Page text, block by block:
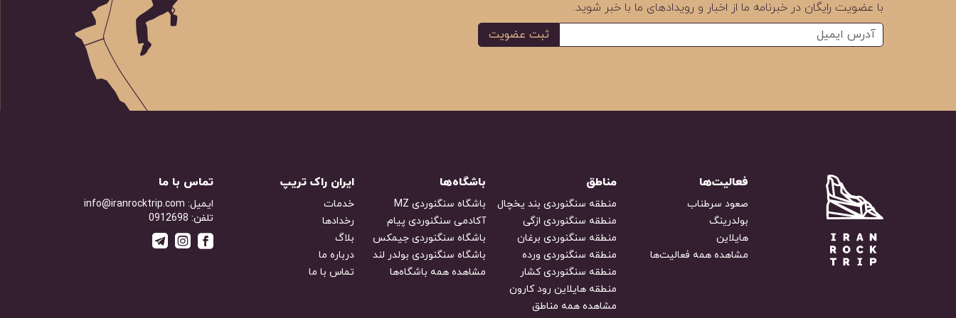
با عضویت رایگان در خبرنامه ما از اخبار و رویدادهای ما با خبر شوید.
ثبت عضویت
فعالیت‌ها
صعود سرطناب
بولدرینگ
هایلاین
مشاهده همه فعالیت‌ها
مناطق
منطقه سنگنوردی بند یخچال
منطقه سنگنوردی ازگی
منطقه سنگنوردی برغان
منطقه سنگنوردی ورده
منطقه سنگنوردی کشار
منطقه هایلاین رود کارون
مشاهده همه مناطق
باشگاه‌ها
باشگاه سنگنوردی MZ
آکادمی سنگنوردی پیام
باشگاه سنگنوردی جیمکس
باشگاه سنگنوردی بولدر لند
مشاهده همه باشگاه‌ها
ایران راک تریپ
خدمات
رخدادها
بلاگ
درباره ما
تماس با ما
تماس با ما
ایمیل: info@iranrocktrip.com
تلفن: 0912698